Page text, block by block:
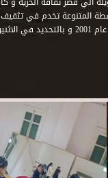
المتنوعة تخدم في